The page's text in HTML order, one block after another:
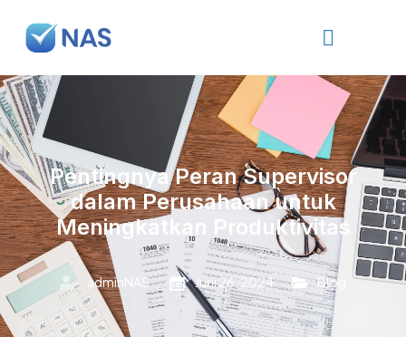
Pentingnya Peran Supervisor
dalam Perusahaan untuk
Meningkatkan Produktivitas
adminNAS Juni 26, 2024 Blog